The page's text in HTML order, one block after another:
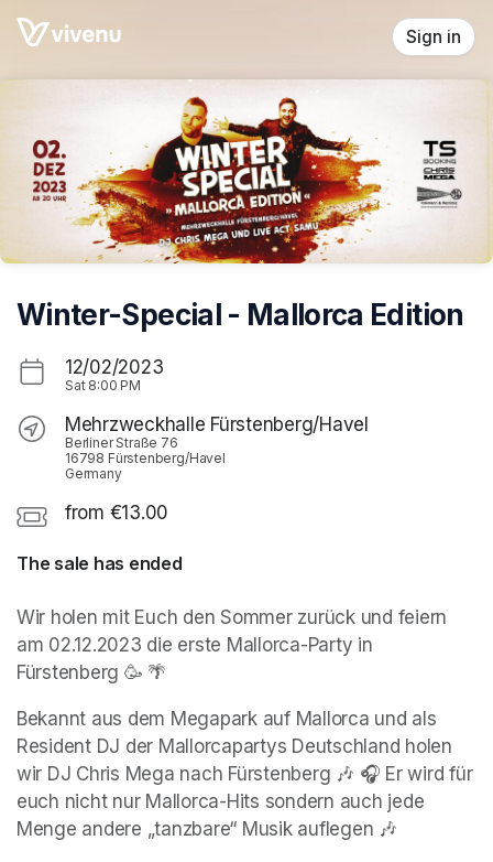
Skip header
Sign in
Winter-Special - Mallorca Edition
12/02/2023
Sat 8:00 PM
Mehrzweckhalle Fürstenberg/Havel
Berliner Straße 76
16798 Fürstenberg/Havel
Germany
from €13.00
The sale has ended
Wir holen mit Euch den Sommer zurück und feiern
am 02.12.2023 die erste Mallorca-Party in
Fürstenberg 🥳 🌴
Bekannt aus dem Megapark auf Mallorca und als
Resident DJ der Mallorcapartys Deutschland holen
wir DJ Chris Mega nach Fürstenberg 🎶 🎧 Er wird für
euch nicht nur Mallorca-Hits sondern auch jede
Menge andere „tanzbare“ Musik auflegen 🎶